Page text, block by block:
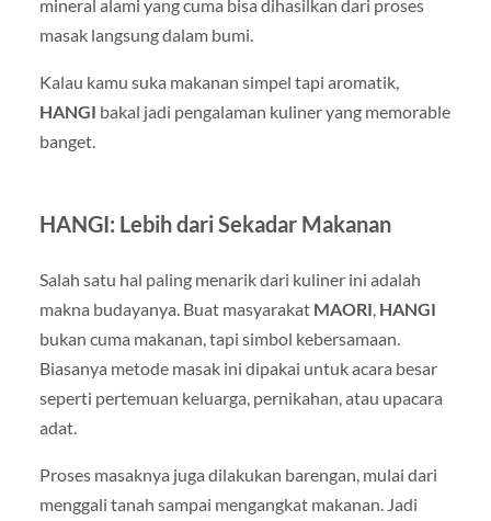
mineral alami yang cuma bisa dihasilkan dari proses
masak langsung dalam bumi.
Kalau kamu suka makanan simpel tapi aromatik,
HANGI bakal jadi pengalaman kuliner yang memorable
banget.
HANGI: Lebih dari Sekadar Makanan
Salah satu hal paling menarik dari kuliner ini adalah
makna budayanya. Buat masyarakat MAORI HANGI
bukan cuma makanan, tapi simbol kebersamaan.
Biasanya metode masak ini dipakai untuk acara besar
seperti pertemuan keluarga, pernikahan, atau upacara
adat.
Proses masaknya juga dilakukan barengan, mulai dari
menggali tanah sampai mengangkat makanan. Jadi